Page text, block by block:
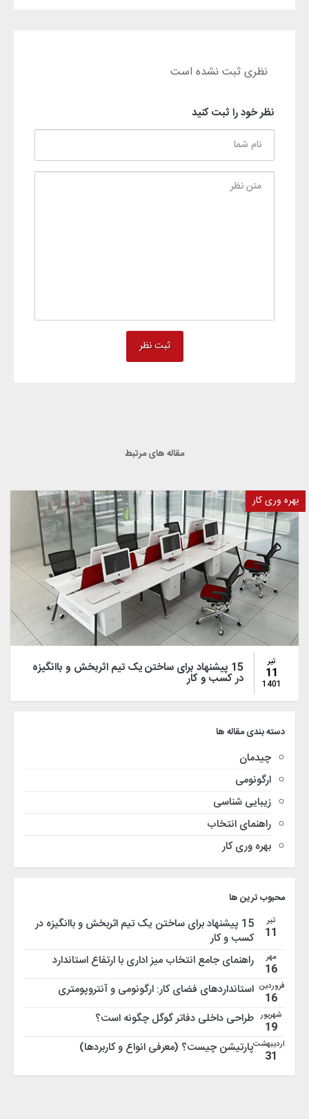
نظری ثبت نشده است
نظر خود را ثبت کنید
مقاله های مرتبط
بهره وری کار
تیر
11
1401
15 پیشنهاد برای ساختن یک تیم اثربخش و باانگیزه
در کسب و کار
دسته بندی مقاله ها
چیدمان
ارگونومی
زیبایی شناسی
راهنمای انتخاب
بهره وری کار
محبوب ترین ها
تیر
11
15 پیشنهاد برای ساختن یک تیم اثربخش و باانگیزه در
کسب و کار
مهر
16
راهنمای جامع انتخاب میز اداری با ارتفاع استاندارد
فروردین
16
استانداردهای فضای کار: ارگونومی و آنتروپومتری
شهریور
19
طراحی داخلی دفاتر گوگل چگونه است؟
اردیبهشت
31
پارتیشن چیست؟ (معرفی انواع و کاربردها)